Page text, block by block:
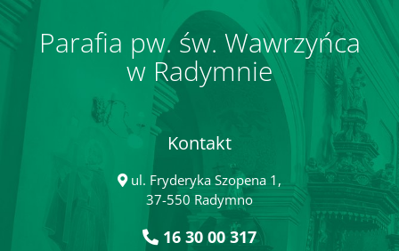
Parafia pw. św. Wawrzyńca
w Radymnie
Kontakt
ul. Fryderyka Szopena 1,
37-550 Radymno
16 30 00 317